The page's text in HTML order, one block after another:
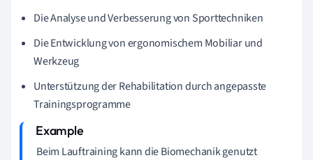
Die Analyse und Verbesserung von Sporttechniken
Die Entwicklung von ergonomischem Mobiliar und
Werkzeug
Unterstützung der Rehabilitation durch angepasste
Trainingsprogramme
Beim Lauftraining kann die Biomechanik genutzt